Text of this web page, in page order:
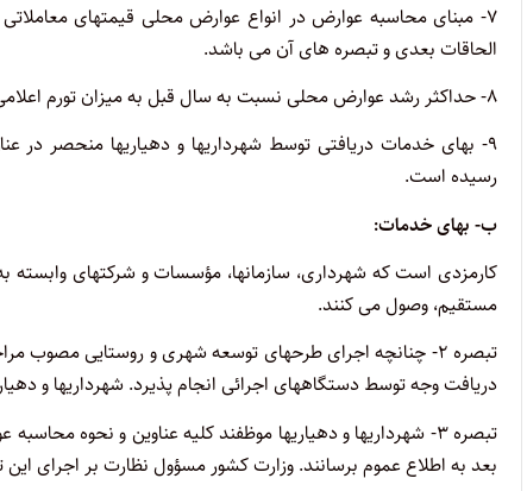
۷- مبنای محاسبه عوارض در انواع عوارض محلی قیمتهای معاملاتی موضوع ماده (۶۴)
الحاقات بعدی و تبصره های آن می باشد.
۸- حداکثر رشد عوارض محلی نسبت به سال قبل به میزان تورم اعلامی مراجع ذیصلاح می باشد.
۹- بهای خدمات دریافتی توسط شهرداریها و دهیاریها منحصر
رسیده است.
ب- بهای خدمات:
کارمزدی است که شهرداری، سازمانها، مؤسسات و شرکتهای وابسته
مستقیم، وصول می کنند.
تبصره ۲- چنانچه اجرای طرحهای توسعه شهری و روستایی
دریافت وجه توسط دستگاههای اجرائی انجام پذیرد. شهرداریها و
تبصره ۳- شهرداریها و دهیاریها موظفند کلیه عناوین و نحوه
بعد به اطلاع عموم برسانند. وزارت کشور مسؤول نظارت بر اجرای